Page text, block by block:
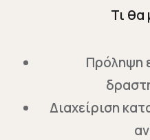
Τι θα
Πρόληψη
Διαχείριση